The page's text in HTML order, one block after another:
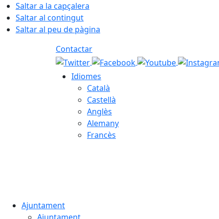
Saltar a la capçalera
Saltar al contingut
Saltar al peu de pàgina
Contactar
Idiomes
Català
Castellà
Anglès
Alemany
Francès
Ajuntament